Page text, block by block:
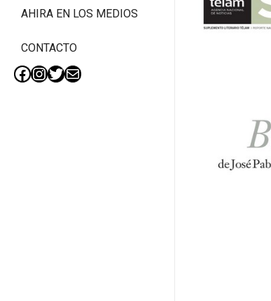
AHIRA EN LOS MEDIOS
CONTACTO
Facebook
Instagram
Twitter
Mail